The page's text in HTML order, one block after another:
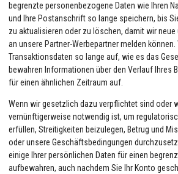
begrenzte personenbezogene Daten wie Ihren
und Ihre Postanschrift so lange speichern, bis
zu aktualisieren oder zu löschen, damit wir
an unsere Partner-Werbepartner melden können.
Transaktionsdaten so lange auf, wie es das
bewahren Informationen über den Verlauf Ihres
für einen ähnlichen Zeitraum auf.
Wenn wir gesetzlich dazu verpflichtet sind oder
vernünftigerweise notwendig ist, um
erfüllen, Streitigkeiten beizulegen, Betrug und
oder unsere Geschäftsbedingungen
einige Ihrer persönlichen Daten für einen
aufbewahren, auch nachdem Sie Ihr Konto